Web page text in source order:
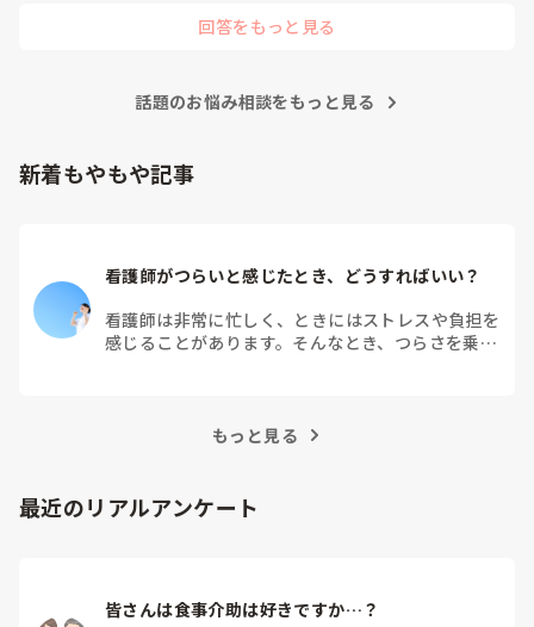
異動の声がかかる前に眼科クリニックに転職しました。
回答をもっと見る
話題のお悩み相談をもっと見る
新着もやもや記事
看護師がつらいと感じたとき、どうすればいい？
看護師は非常に忙しく、ときにはストレスや負担を
感じることがあります。そんなとき、つらさを乗り
もっと見る
最近のリアルアンケート
皆さんは食事介助は好きですか…？